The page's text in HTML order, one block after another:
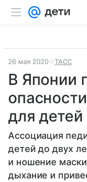
26 мая 2020 ТАСС
В Японии
для
Ассоциация
детей до двух
и ношение
дыхание и